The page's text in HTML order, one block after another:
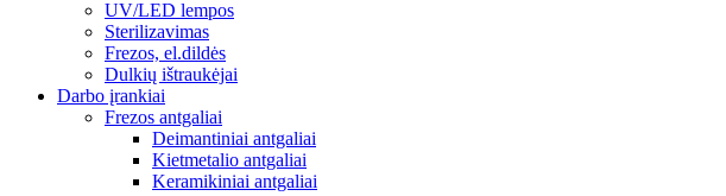
UV/LED lempos
Sterilizavimas
Frezos, el.dildės
Dulkių ištraukėjai
Darbo įrankiai
Frezos antgaliai
Deimantiniai antgaliai
Kietmetalio antgaliai
Keramikiniai antgaliai